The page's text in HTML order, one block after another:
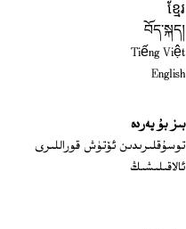
ខ្មែរ
བོད་སྐད།
Tiếng Việt
English
بىز بۇ يەردە
توسۇقلىرىدىن ئۆتۈش قوراللىرى
ئالاقىلىشىڭ